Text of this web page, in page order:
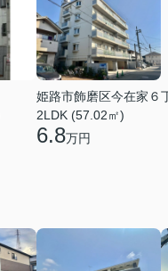
姫路市飾磨区今在家６
2LDK (57.02㎡)
6.8万円